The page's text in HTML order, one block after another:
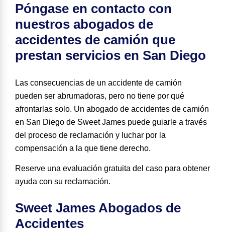
Póngase en contacto con
nuestros abogados de
accidentes de camión que
prestan servicios en San Diego
Las consecuencias de un accidente de camión
pueden ser abrumadoras, pero no tiene por qué
afrontarlas solo. Un abogado de accidentes de camión
en San Diego de Sweet James puede guiarle a través
del proceso de reclamación y luchar por la
compensación a la que tiene derecho.
Reserve una evaluación gratuita del caso para obtener
ayuda con su reclamación.
Sweet James Abogados de
Accidentes